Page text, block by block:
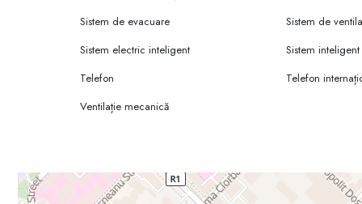
✅15000 m2 suprafața totală închiriabilă;
✅250 locuri de parcare.
Sistem de evacuare
Sistem de
Sistem electric inteligent
Sistem
Telefon
Telefon
Ventilație mecanică